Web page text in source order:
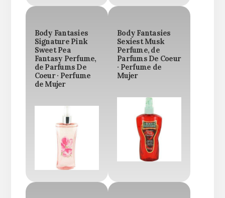
Body Fantasies
Signature Pink
Sweet Pea
Fantasy Perfume,
de Parfums De
Coeur · Perfume
de Mujer
Body Fantasies
Sexiest Musk
Perfume, de
Parfums De Coeur
· Perfume de
Mujer